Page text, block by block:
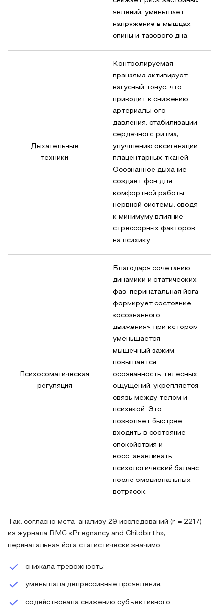
явлений, уменьшает
напряжение в мышцах
спины и тазового дна.
Дыхательные
техники
Контролируемая
пранаяма активирует
вагусный тонус, что
приводит к снижению
артериального
давления, стабилизации
сердечного ритма,
улучшению оксигенации
плацентарных тканей.
Осознанное дыхание
создает фон для
комфортной работы
нервной системы, сводя
к минимуму влияние
стрессорных факторов
на психику.
Психосоматическая
регуляция
Благодаря сочетанию
динамики и статических
фаз, перинатальная йога
формирует состояние
«осознанного
движения», при котором
уменьшается
мышечный зажим,
повышается
осознанность телесных
ощущений, укрепляется
связь между телом и
психикой. Это
позволяет быстрее
входить в состояние
спокойствия и
восстанавливать
психологический баланс
после эмоциональных
встрясок.
Так, согласно мета‑анализу 29 исследований (n = 2217)
из журнала BMC «Pregnancy and Childbirth»,
перинатальная йога статистически значимо:
снижала тревожность;
уменьшала депрессивные проявления;
содействовала снижению субъективного